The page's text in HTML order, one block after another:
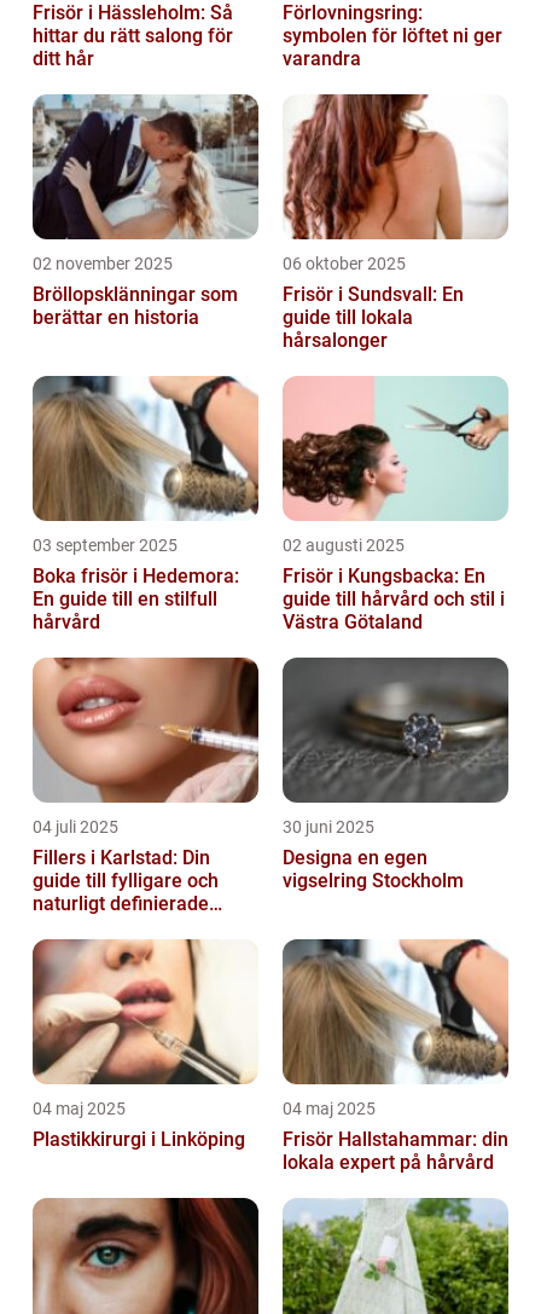
Frisör i Hässleholm: Så
hittar du rätt salong för
ditt hår
Förlovningsring:
symbolen för löftet ni ger
varandra
02 november 2025
Bröllopsklänningar som
berättar en historia
06 oktober 2025
Frisör i Sundsvall: En
guide till lokala
hårsalonger
03 september 2025
Boka frisör i Hedemora:
En guide till en stilfull
hårvård
02 augusti 2025
Frisör i Kungsbacka: En
guide till hårvård och stil i
Västra Götaland
04 juli 2025
Fillers i Karlstad: Din
guide till fylligare och
naturligt definierade
30 juni 2025
Designa en egen
vigselring Stockholm
04 maj 2025
Plastikkirurgi i Linköping
04 maj 2025
Frisör Hallstahammar: din
lokala expert på hårvård